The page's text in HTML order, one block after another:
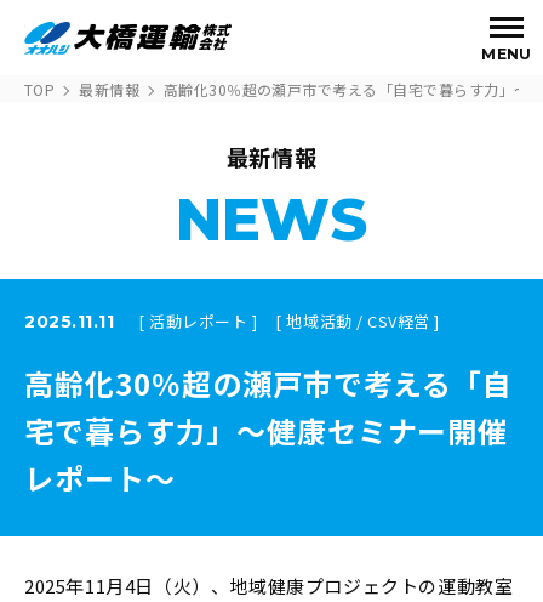
MENU
TOP 最新情報 高齢化30％超の瀬戸市で考える「自宅で暮らす力」〜
最新情報
NEWS
2025.11.11 [ 活動レポート ] [ 地域活動 / CSV経営 ]
高齢化30％超の瀬戸市で考える「自
宅で暮らす力」〜健康セミナー開催
レポート～
2025年11月4日（火）、地域健康プロジェクトの運動教室